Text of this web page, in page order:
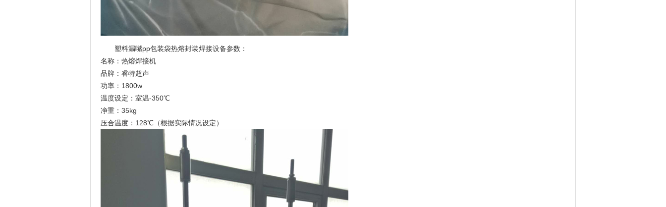
塑料漏嘴pp包装袋热熔封装焊接设备参数：
名称：热熔焊接机
品牌：睿特超声
功率：1800w
温度设定：室温-350℃
净重：35kg
压合温度：128℃（根据实际情况设定）